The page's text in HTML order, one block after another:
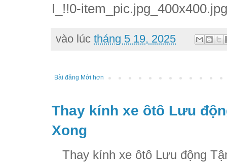
I_!!0-
vào lúc tháng 5 19, 2025
Bài đăng Mới hơn
Thay kính xe ôtô Lưu
Xong
Thay kính xe ôtô Lưu động